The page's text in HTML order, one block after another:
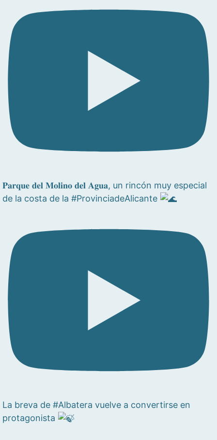
𝐏𝐚𝐫𝐪𝐮𝐞 𝐝𝐞𝐥 𝐌𝐨𝐥𝐢𝐧𝐨 𝐝𝐞𝐥 𝐀𝐠𝐮𝐚, un rincón muy especial
de la costa de la #ProvinciadeAlicante
La breva de #Albatera vuelve a convertirse en
protagonista